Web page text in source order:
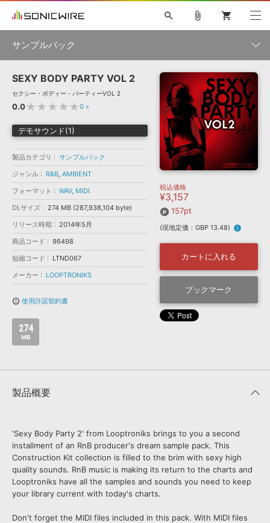
ソフト音源 »
プラグイン・エフェクト »
サンプルパック »
ソフトウェア／ツール »
DAW »
効果音 »
BGM »
キャンペーン »
特集 »
ニュースレター »
SONICWIREブログ »
製品サポート情報 »
DTMガイド »
FAQ »
お問い合わせ »
音楽カード
楽曲配信流通 サービス
無償のサウンド管理ソフト
SLS ライセンス提供
search
初音ミク NT 鏡音リン・レン V4X 巡音ルカ V4X
MEIKO V3
KAITO V3
VOCALOID TOONTRACK
SPITFIRE AUDIO
VIENNA
EZ DRUMMER 3
ライセンスフリーBGM
サンプルパックを試そう
ボーカル抜き出し
DUBSTEP
MUTANT
ROUTER.FM
ソフト音源 プラグイン・エフェクト
ソフトウェア／ツール 効果音
attach_file shopping_cart
サンプルパック
製品一覧
ジャンル
メーカー
フォーマット
ランキング
SEXY BODY PARTY VOL 2
セクシー・ボディー・パーティーVOL 2
0.0★★★★★0 »
デモサウンド(1)
製品カテゴリ
サンプルパック
ジャンル
R&B, AMBIENT
フォーマット
WAV, MIDI
DLサイズ
274 MB (287,938,104 byte)
リリース時期
2014年5月
商品コード
96498
短縮コード
LTND067
メーカー
LOOPTRONIKS
info_outline 使用許諾契約書
274
MB
税込価格
¥3,157
157pt
(現地定価：GBP 13.48) info
カートに入れる
ブックマーク
製品概要
'Sexy Body Party 2' from Looptroniks brings to you a second
installment of an RnB producer's dream sample pack. This
Construction Kit collection is filled to the brim with sexy high
quality sounds. RnB music is making its return to the charts and
Looptroniks have all the samples and sounds you need to keep
your library current with today's charts.
Don't forget the MIDI files included in this pack. With MIDI files